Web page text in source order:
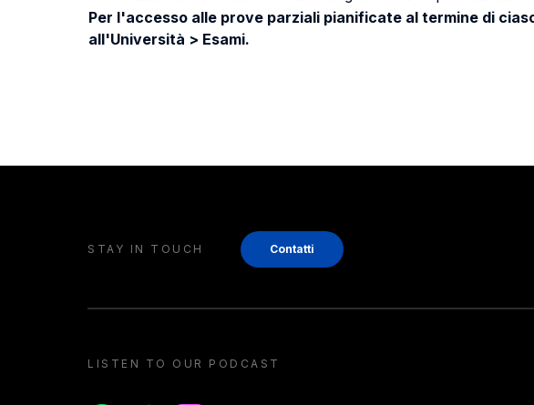
Per l'accesso alle prove parziali pianificate al termine di
all'Università > Esami.
STAY IN TOUCH Contatti
LISTEN TO OUR PODCAST